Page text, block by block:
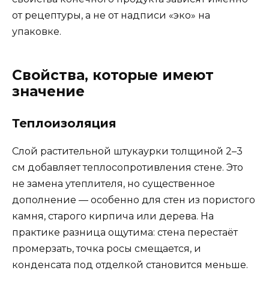
от рецептуры, а не от надписи «эко» на
упаковке.
Свойства, которые имеют
значение
Теплоизоляция
Слой растительной штукаурки толщиной 2–3
см добавляет теплосопротивления стене. Это
не замена утеплителя, но существенное
дополнение — особенно для стен из пористого
камня, старого кирпича или дерева. На
практике разница ощутима: стена перестаёт
промерзать, точка росы смещается, и
конденсата под отделкой становится меньше.